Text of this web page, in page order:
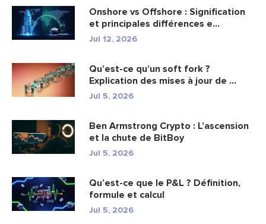
Onshore vs Offshore : Signification
et principales différences e...
Jul 12, 2026
Qu’est-ce qu’un soft fork ?
Explication des mises à jour de ...
Jul 5, 2026
Ben Armstrong Crypto : L’ascension
et la chute de BitBoy
Jul 5, 2026
Qu’est-ce que le P&L ? Définition,
formule et calcul
Jul 5, 2026